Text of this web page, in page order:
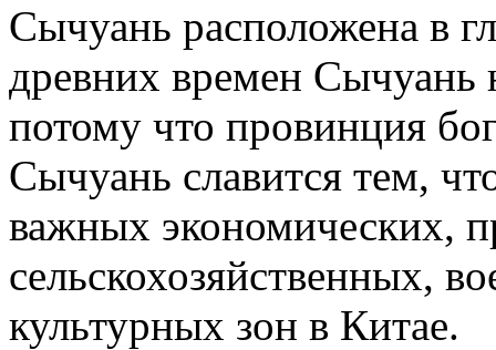
Сычуань расположена в
древних времен Сычуань
потому что провинция
Сычуань славится тем,
важных экономических,
сельскохозяйственных,
культурных зон в Китае.